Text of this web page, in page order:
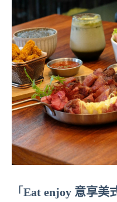
「 Eat enjoy 意享美